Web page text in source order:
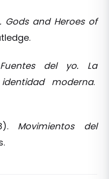
Gods and Heroes of
Fuentes del yo. La
moderna.
Movimientos del